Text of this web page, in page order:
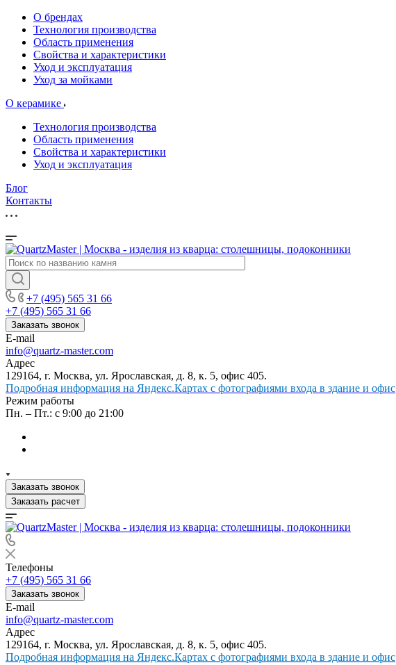
О брендах
Технология производства
Область применения
Свойства и характеристики
Уход и эксплуатация
Уход за мойками
О керамике
Технология производства
Область применения
Свойства и характеристики
Уход и эксплуатация
Блог
Контакты
+7 (495) 565 31 66
+7 (495) 565 31 66
Заказать звонок
E-mail
info@quartz-master.com
Адрес
129164, г. Москва, ул. Ярославская, д. 8, к. 5, офис 405.
Подробная информация на Яндекс.Картах с фотографиями входа в здание и офис
Режим работы
Пн. – Пт.: с 9:00 до 21:00
Заказать звонок
Заказать расчет
Телефоны
+7 (495) 565 31 66
Заказать звонок
E-mail
info@quartz-master.com
Адрес
129164, г. Москва, ул. Ярославская, д. 8, к. 5, офис 405.
Подробная информация на Яндекс.Картах с фотографиями входа в здание и офис